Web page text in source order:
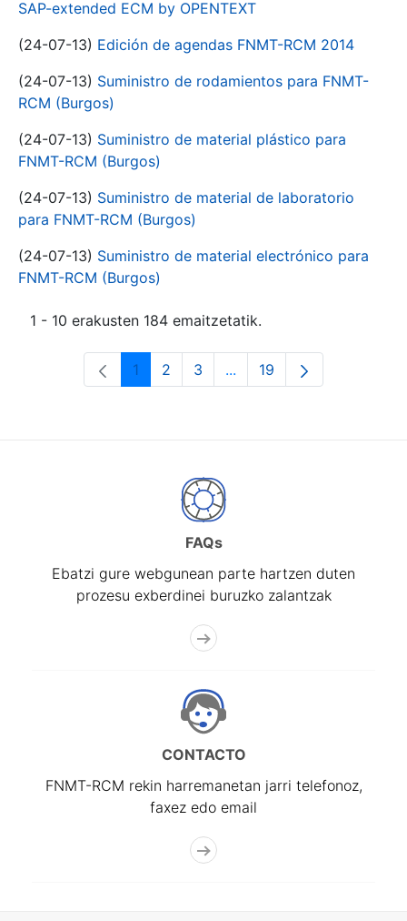
SAP-extended ECM by OPENTEXT
(24-07-13) Edición de agendas FNMT-RCM 2014
(24-07-13) Suministro de rodamientos para FNMT-
RCM (Burgos)
(24-07-13) Suministro de material plástico para
FNMT-RCM (Burgos)
(24-07-13) Suministro de material de laboratorio
para FNMT-RCM (Burgos)
(24-07-13) Suministro de material electrónico para
FNMT-RCM (Burgos)
1 - 10 erakusten 184 emaitzetatik.
Orrialdea
1 Orrialdea
2 Orrialdea
3 ...Intermediate Pages Use
Orrialdea
19
FAQs
Ebatzi gure webgunean parte hartzen duten
prozesu exberdinei buruzko zalantzak
CONTACTO
FNMT-RCM rekin harremanetan jarri telefonoz,
faxez edo email